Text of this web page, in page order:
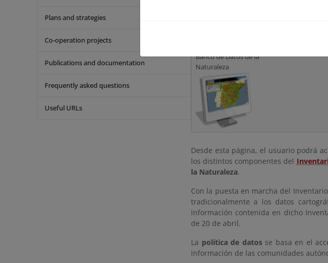
Plans and strategies
Co-operation projects
Publications and documentation
Frequently asked questions
Useful URLs
Banco de Datos de la
Naturaleza
Desde esta página, el usuario podrá
los distintos componentes del
la Naturaleza.
Con la puesta en marcha del
tradicionalmente a los datos
información contenida en dicho
de 20 de abril.
La política de datosse basa en el
información de las comunidades